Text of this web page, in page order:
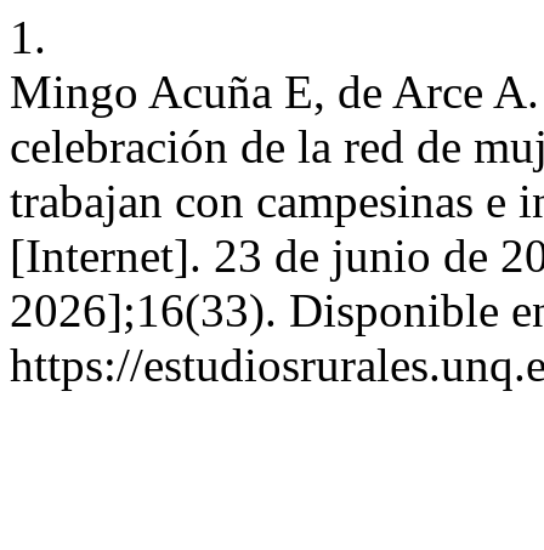
1.
Mingo Acuña E, de Arce
celebración de la red de
trabajan con campesinas e
[Internet]. 23 de junio de
2026];16(33). Disponible
https://